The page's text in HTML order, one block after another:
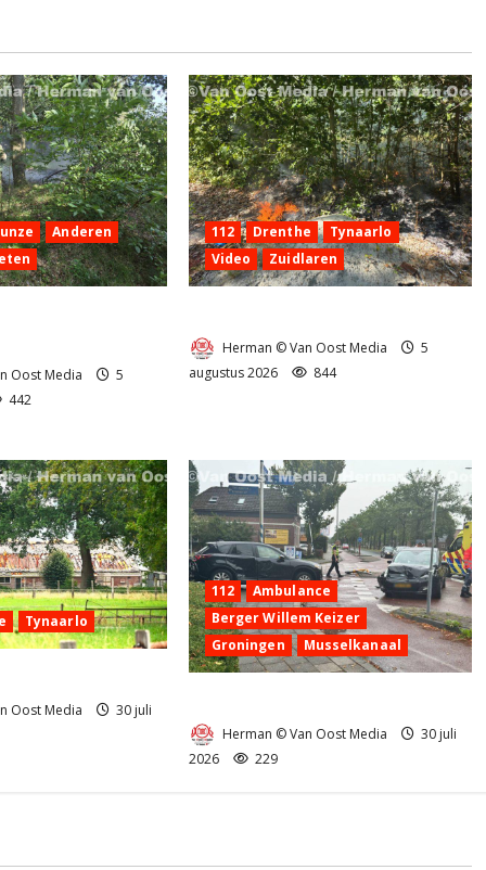
Anderen
Oost Media
5
442
112 Drenthe
Tynaarlo
Video
Zuidlaren
Herman © Van Oost Media
5
augustus 2026
844
Tynaarlo
Oost Media
30 juli
112
Ambulance
Berger Willem Keizer
Groningen
Musselkanaal
Herman © Van Oost Media
30 juli
2026
229